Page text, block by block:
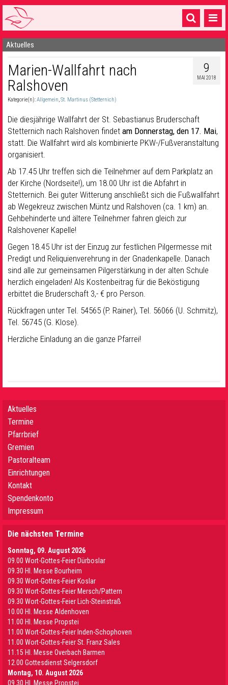
Startseite
1 Pfarrei
16 Gemeinden & mehr
Sakramente & Feste
Gemeinschaft & Soziales
Musik& Kultur
Seelsorge & Kontakt
Aktuelles
9
MAI 2018
Marien-Wallfahrt nach
Ralshoven
Kategorie(n):Allgemein,St. Martinus (Stetternich)
Die diesjährige Wallfahrt der St. Sebastianus Bruderschaft
Stetternich nach Ralshoven findet am Donnerstag, den 17. Mai,
statt. Die Wallfahrt wird als kombinierte PKW-/Fußveranstaltung
organisiert.
Ab 17.45 Uhr treffen sich die Teilnehmer auf dem Parkplatz an
der Kirche (Nordseite!), um 18.00 Uhr ist die Abfahrt in
Stetternich. Bei guter Witterung anschließt sich die Fußwallfahrt
ab Wegekreuz zwischen Müntz und Ralshoven (ca. 1 km) an.
Gehbehinderte und ältere Teilnehmer fahren gleich zur
Ralshovener Kapelle!
Gegen 18.45 Uhr ist der Einzug zur festlichen Pilgermesse mit
Predigt und Reliquienverehrung in der Gnadenkapelle. Danach
sind alle zur gemeinsamen Pilgerstärkung in der alten Schule
herzlich eingeladen! Als Kostenbeitrag für die Beköstigung
erbittet die Bruderschaft 3,- € pro Person.
Rückfragen unter Tel. 54565 (P. Rainer), Tel. 56066 (U. Schmitz),
Tel. 56745 (G. Klose).
Herzliche Einladung an die ganze Pfarrei!
Aktuelles
Termine
Pfarrbrief
Gremien
Pastoralteam
Einrichtungen
Kontakt
Spendenkonto
Impressum
Die nächsten Termine
Sonntag, 09. August 2026
09.00 Wort-Gottes-Feier Dürboslar
09.30 HI. Messe Bourheim
09.30 Wort-Gottes-Feier Koslar
09.30 Wort-Gottes-Feier Mersch/Pattern
09.30 Wort-Gottes-Feier Lich-Steinstraß
10.00 Hl. Messe Aldenhoven
11.00 Hl. Messe Propstei
11.00 Wort-Gottes-Feier Inden-Schophoven
11.00 Wort-Gottes-Feier St. Franz Sales
11.15 Hl. Messe Overbach Barmen
12.00 Gottesdienst Selgersdorf
Montag, 10. August 2026
09.30 Hl. Messe Propstei